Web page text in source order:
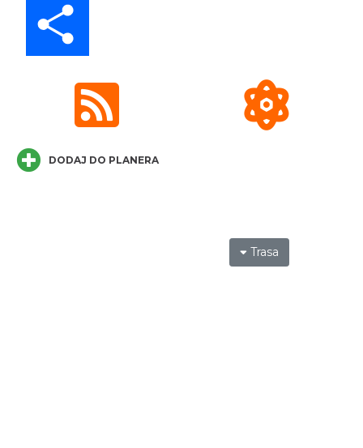
Mozaika Folkloru II – Spotkanie trzech
DODAJ DO PLANERA
Trasa